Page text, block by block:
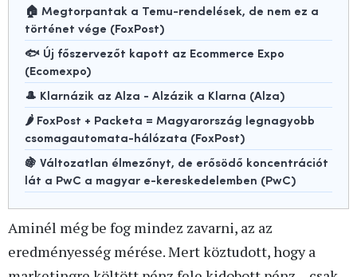
🏠 Megtorpantak a Temu-rendelések, de nem ez a
történet vége (FoxPost)
🐟 Új főszervezőt kapott az Ecommerce Expo
(Ecomexpo)
🎩 Klarnázik az Alza - Alzázik a Klarna (Alza)
🌶️ FoxPost + Packeta = Magyarország legnagyobb
csomagautomata-hálózata (FoxPost)
🍇 Változatlan élmezőnyt, de erősödő koncentrációt
lát a PwC a magyar e-kereskedelemben (PwC)
Aminél még be fog mindez zavarni, az az
eredményesség mérése. Mert köztudott, hogy a